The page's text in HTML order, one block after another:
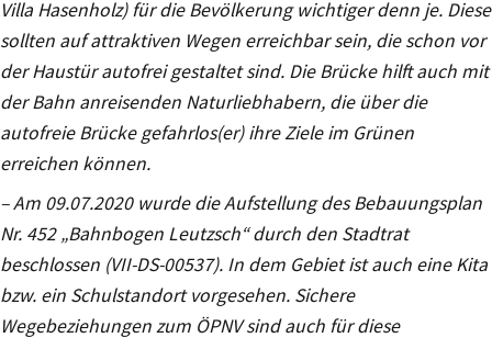
Villa Hasenholz) für die Bevölkerung wichtiger denn je. Diese
sollten auf attraktiven Wegen erreichbar sein, die schon vor
der Haustür autofrei gestaltet sind. Die Brücke hilft auch mit
der Bahn anreisenden Naturliebhabern, die über die
autofreie Brücke gefahrlos(er) ihre Ziele im Grünen
erreichen können.
– Am 09.07.2020 wurde die Aufstellung des Bebauungsplan
Nr. 452 „Bahnbogen Leutzsch“ durch den Stadtrat
beschlossen (VII-DS-00537). In dem Gebiet ist auch eine Kita
bzw. ein Schulstandort vorgesehen. Sichere
Wegebeziehungen zum ÖPNV sind auch für diese